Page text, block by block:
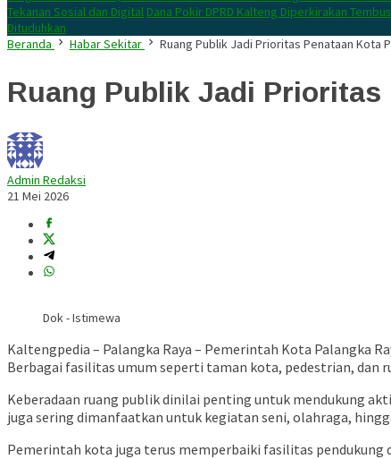
Tekanan Sosial dan Digital Dana Pokir DPRD Kalteng Diperkirakan
Dituduhkan
Beranda
Habar Sekitar Ruang Publik Jadi Prioritas Penataan Kota
Ruang Publik Jadi Prioritas
Admin Redaksi
21 Mei 2026
Dok - Istimewa
Kaltengpedia – Palangka Raya – Pemerintah Kota Palangka
Berbagai fasilitas umum seperti taman kota, pedestrian, dan
Keberadaan ruang publik dinilai penting untuk mendukung
juga sering dimanfaatkan untuk kegiatan seni, olahraga,
Pemerintah kota juga terus memperbaiki fasilitas pendukung